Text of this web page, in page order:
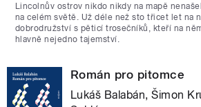
Lincolnův ostrov nikdo nikdy na mapě
na celém světě. Už déle než sto třicet let na
dobrodružství s pěticí trosečníků, kteří na
hlavně nejedno tajemství.
Román pro pitomce
Lukáš Balabán, Šimon